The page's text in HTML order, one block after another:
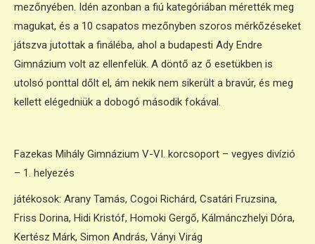
mezőnyében. Idén azonban a fiú kategóriában mérették meg
magukat, és a 10 csapatos mezőnyben szoros mérkőzéseket
játszva jutottak a fináléba, ahol a budapesti Ady Endre
Gimnázium volt az ellenfelük. A döntő az ő esetükben is
utolsó ponttal dőlt el, ám nekik nem sikerült a bravúr, és meg
kellett elégedniük a dobogó második fokával.
Fazekas Mihály Gimnázium V-VI. korcsoport – vegyes divízió
– 1. helyezés
játékosok: Arany Tamás, Cogoi Richárd, Csatári Fruzsina,
Friss Dorina, Hidi Kristóf, Homoki Gergő, Kálmánczhelyi Dóra,
Kertész Márk, Simon András, Ványi Virág